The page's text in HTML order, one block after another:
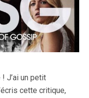
J’ai un petit
cette critique,